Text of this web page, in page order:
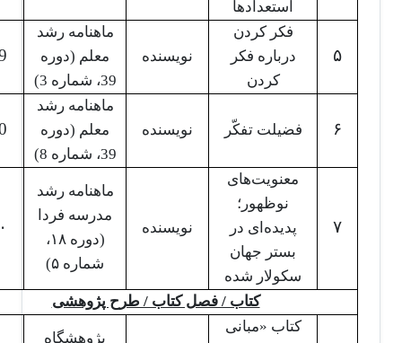
استعدادها
۵
فکر کردن
درباره فکر
کردن
نویسنده
ماهنامه رشد
معلم (دوره
39، شماره 3)
۶ فضیلت تفکّر نویسنده
ماهنامه رشد
معلم (دوره
39، شماره 8)
۷
معنویت‌های
نوظهور؛‌
پدیده‌ای در
بستر جهان
سکولار شده
نویسنده
ماهنامه رشد
مدرسه فردا
(دوره ۱۸،
شماره ۵)
کتاب / فصل کتاب / طرح پژوهشی
کتاب «مبانی
پژوهشگاه